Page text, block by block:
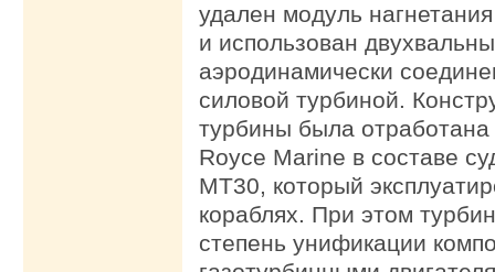
удален модуль
и использован
аэродинамически
силовой турбиной.
турбины была
Royce Marine в составе
MT30, который
кораблях. При этом
степень унификации